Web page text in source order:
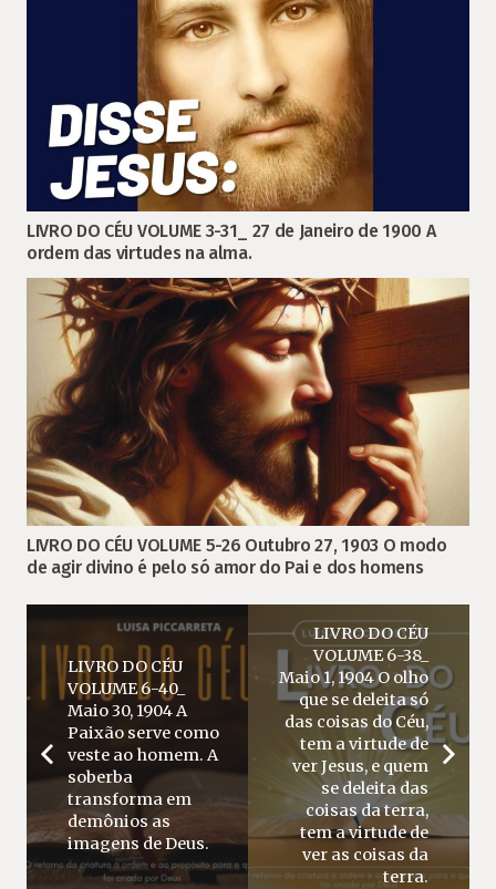
LIVRO DO CÉU VOLUME 3-31_ 27 de Janeiro de 1900 A
ordem das virtudes na alma.
LIVRO DO CÉU VOLUME 5-26 Outubro 27, 1903 O modo
de agir divino é pelo só amor do Pai e dos homens
LIVRO DO CÉU
VOLUME 6-40_
Maio 30, 1904 A
Paixão serve como
veste ao homem. A
soberba
transforma em
demônios as
imagens de Deus.
LIVRO DO CÉU
VOLUME 6-38_
Maio 1, 1904 O olho
que se deleita só
das coisas do Céu,
tem a virtude de
ver Jesus, e quem
se deleita das
coisas da terra,
tem a virtude de
ver as coisas da
terra.